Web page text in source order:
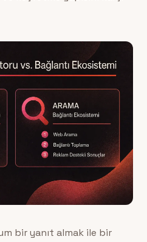
bir yanıt almak ile bir